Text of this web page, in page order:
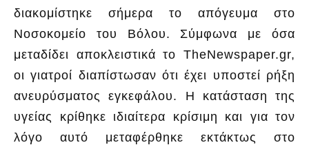
διακομίστηκε σήμερα το απόγευμα στο
Νοσοκομείο του Βόλου. Σύμφωνα με όσα
μεταδίδει αποκλειστικά το TheNewspaper.gr,
οι γιατροί διαπίστωσαν ότι έχει υποστεί ρήξη
ανευρύσματος εγκεφάλου. Η κατάσταση της
υγείας κρίθηκε ιδιαίτερα κρίσιμη και για τον
λόγο αυτό μεταφέρθηκε εκτάκτως στο